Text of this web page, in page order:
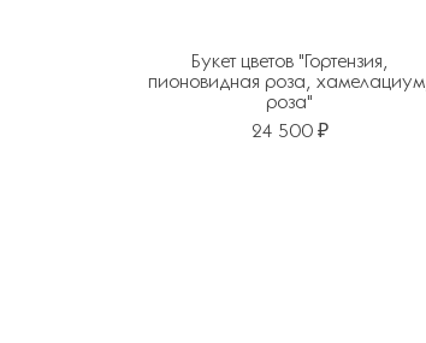
Букет цветов "Гортензия,
пионовидная роза, хамелациум,
роза"
24 500 ₽